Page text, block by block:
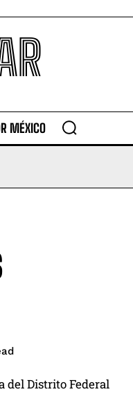
MÉXICO
del Distrito Federal